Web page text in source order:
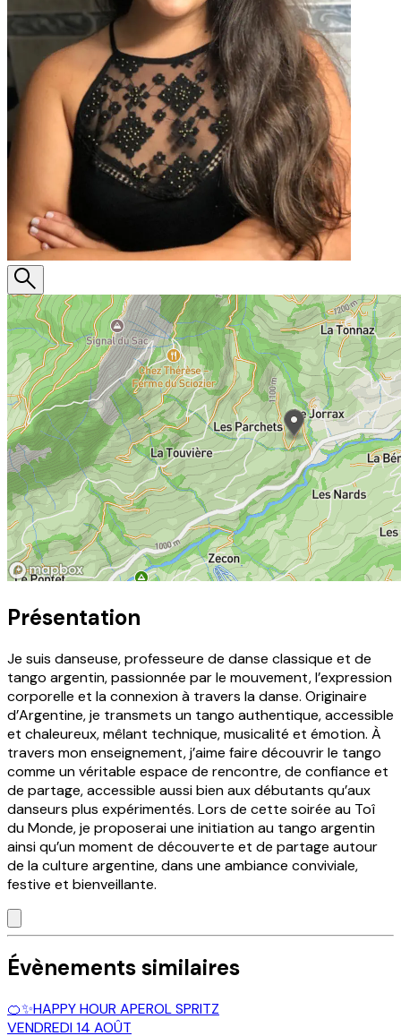
Présentation
Je suis danseuse, professeure de danse classique et de
tango argentin, passionnée par le mouvement, l’expression
corporelle et la connexion à travers la danse. Originaire
d’Argentine, je transmets un tango authentique, accessible
et chaleureux, mêlant technique, musicalité et émotion. À
travers mon enseignement, j’aime faire découvrir le tango
comme un véritable espace de rencontre, de confiance et
de partage, accessible aussi bien aux débutants qu’aux
danseurs plus expérimentés. Lors de cette soirée au Toî
du Monde, je proposerai une initiation au tango argentin
ainsi qu’un moment de découverte et de partage autour
de la culture argentine, dans une ambiance conviviale,
festive et bienveillante.
Évènements similaires
🍊✨HAPPY HOUR APEROL SPRITZ
VENDREDI14 AOÛT